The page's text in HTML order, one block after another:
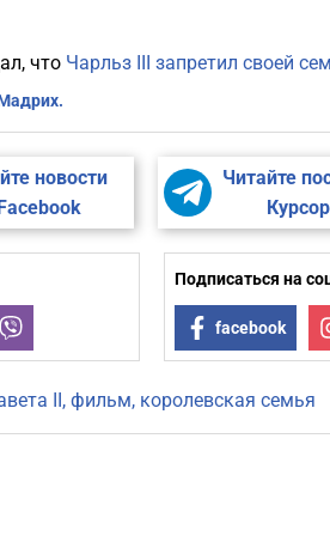
что Чарльз III запретил своей
новости
Читайте
Подписаться на
facebook
II фильм королевская семья